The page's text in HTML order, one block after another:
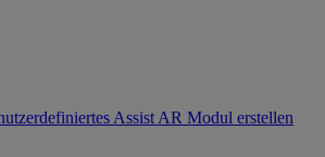
Assist AR Modul erstellen